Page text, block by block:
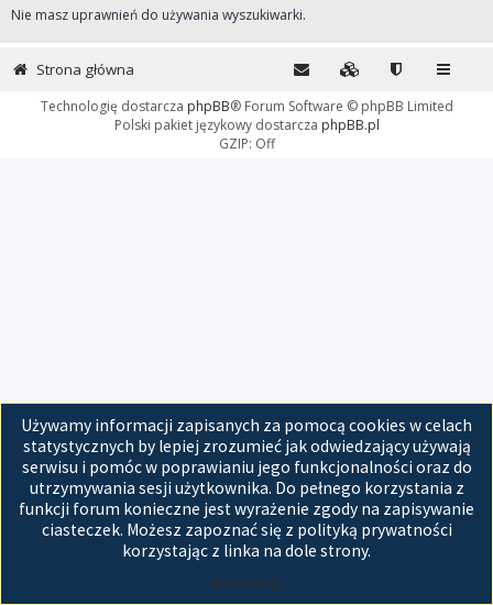
Nie masz uprawnień do używania wyszukiwarki.
Używamy informacji zapisanych za pomocą cookies w celach
statystycznych by lepiej zrozumieć jak odwiedzający używają
serwisu i pomóc w poprawianiu jego funkcjonalności oraz do
utrzymywania sesji użytkownika. Do pełnego korzystania z
funkcji forum konieczne jest wyrażenie zgody na zapisywanie
ciasteczek. Możesz zapoznać się z polityką prywatności
korzystając z linka na dole strony.
Akceptuję
Strona główna
Technologię dostarcza phpBB® Forum Software © phpBB Limited
Polski pakiet językowy dostarcza phpBB.pl
GZIP: Off